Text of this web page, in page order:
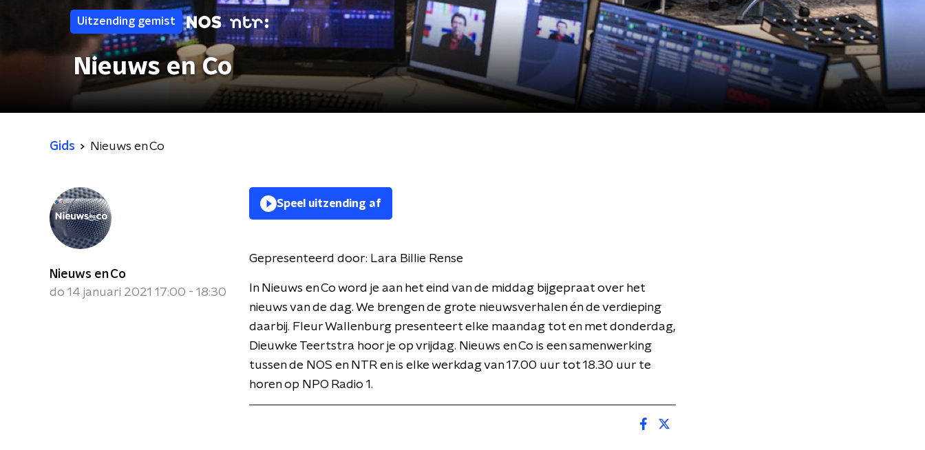
Uitzending gemist
Nieuws en Co
Gids Nieuws en Co
Nieuws en Co
do 14 januari 2021 17:00 - 18:30
Speel uitzending af
Gepresenteerd door: Lara Billie Rense
In Nieuws en Co word je aan het eind van de middag bijgepraat over het
nieuws van de dag. We brengen de grote nieuwsverhalen én de verdieping
daarbij. Fleur Wallenburg presenteert elke maandag tot en met donderdag,
Dieuwke Teertstra hoor je op vrijdag. Nieuws en Co is een samenwerking
tussen de NOS en NTR en is elke werkdag van 17.00 uur tot 18.30 uur te
horen op NPO Radio 1.